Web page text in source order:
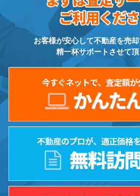
お客様が安心して不動産を売却
精一杯サポートさせて頂